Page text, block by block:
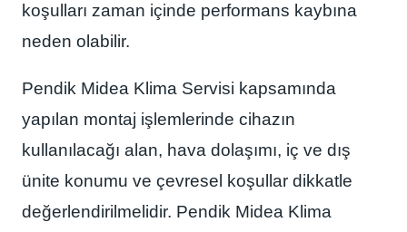
koşulları zaman içinde performans kaybına
neden olabilir.
Pendik Midea Klima Servisi kapsamında
yapılan montaj işlemlerinde cihazın
kullanılacağı alan, hava dolaşımı, iç ve dış
ünite konumu ve çevresel koşullar dikkatle
değerlendirilmelidir. Pendik Midea Klima